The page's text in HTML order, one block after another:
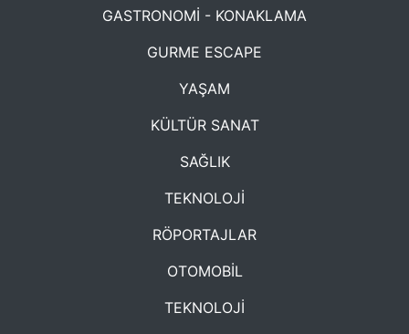
GASTRONOMİ - KONAKLAMA
GURME ESCAPE
YAŞAM
KÜLTÜR SANAT
SAĞLIK
TEKNOLOJİ
RÖPORTAJLAR
OTOMOBİL
TEKNOLOJİ